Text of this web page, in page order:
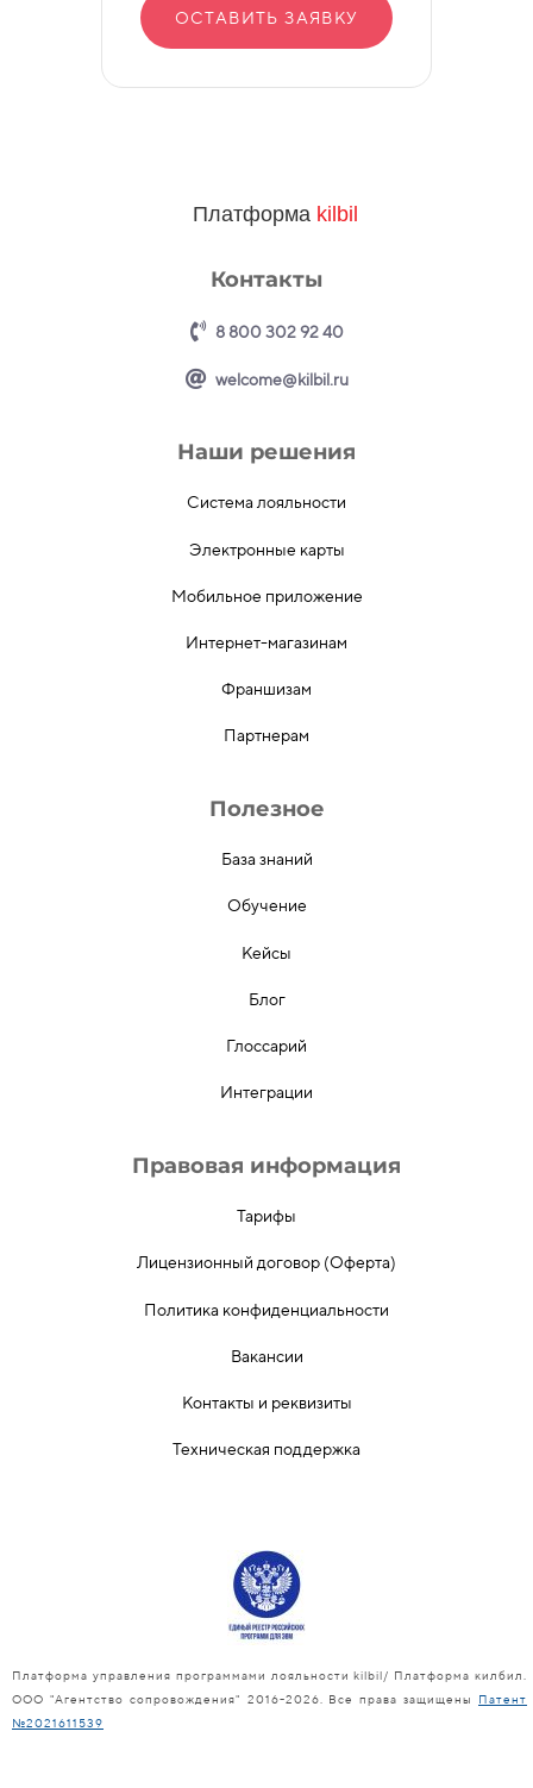
ОСТАВИТЬ ЗАЯВКУ
Платформа kilbil
Контакты
8 800 302 92 40
welcome@kilbil.ru
Наши решения
Система лояльности
Электронные карты
Мобильное приложение
Интернет-магазинам
Франшизам
Партнерам
Полезное
База знаний
Обучение
Кейсы
Блог
Глоссарий
Интеграции
Правовая информация
Тарифы
Лицензионный договор (Оферта)
Политика конфиденциальности
Вакансии
Контакты и реквизиты
Техническая поддержка
Платформа управления программами лояльности kilbil/ Платформа килбил.
ООО "Агентство сопровождения" 2016-2026. Все права защищены Патент
№2021611539